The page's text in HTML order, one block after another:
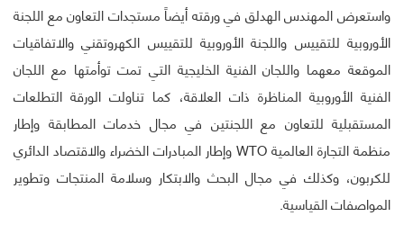
واستعرض المهندس الهدلق في ورقته أيضاً مستجدات التعاون مع اللجنة
الأوروبية للتقييس واللجنة الأوروبية للتقييس الكهروتقني والاتفاقيات
الموقعة معهما واللجان الفنية الخليجية التي تمت توأمتها مع اللجان
الفنية الأوروبية المناظرة ذات العلاقة، كما تناولت الورقة التطلعات
المستقبلية للتعاون مع اللجنتين في مجال خدمات المطابقة وإطار
منظمة التجارة العالمية WTO وإطار المبادرات الخضراء والاقتصاد الدائري
للكربون، وكذلك في مجال البحث والابتكار وسلامة المنتجات وتطوير
المواصفات القياسية.